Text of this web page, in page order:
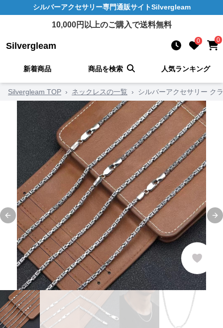
シルバーアクセサリー専門通販サイトSilvergleam
10,000円以上のご購入で送料無料
Silvergleam 0 0
新着商品 商品を検索 人気ランキング
Silvergleam TOP › ネックレスの一覧 › シルバーアクセサリー ク
Previous slide